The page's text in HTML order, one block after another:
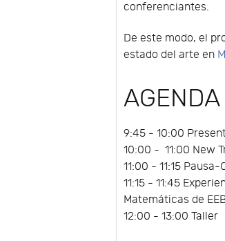
conferenciantes.
De este modo, el
estado del arte en
AGENDA
9:45 - 10:00
10:00 - 11:00 New
11:00 - 11:15 Pausa-
11:15 - 11:45
Matemáticas de
12:00 - 13:00 Taller